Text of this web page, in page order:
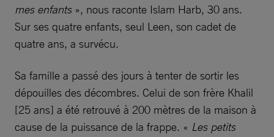
mes enfants», nous raconte Islam Harb, 30 ans.
Sur ses quatre enfants, seul Leen, son cadet de
quatre ans, a survécu.
Sa famille a passé des jours à tenter de sortir les
dépouilles des décombres. Celui de son frère Khalil
[25 ans] a été retrouvé à 200 mètres de la maison à
cause de la puissance de la frappe. « Les petits